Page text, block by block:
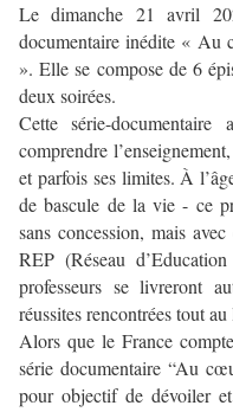
Le dimanche 21 avril
documentaire inédite «
». Elle se compose de 6
deux soirées.
Cette série-
comprendre
et parfois ses limites. À
de bascule de la vie - ce
sans concession, mais
REP (Réseau
professeurs se livreront
réussites rencontrées tout
Alors que le France
série documentaire “Au
pour objectif de dévoiler et